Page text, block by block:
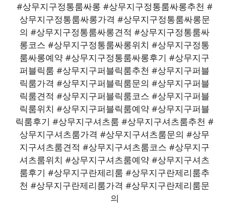
#상무지구정통룸싸롱 #상무지구정통룸싸롱추천 #
상무지구정통룸싸롱가격 #상무지구정통룸싸롱문
의 #상무지구정통룸싸롱견적 #상무지구정통룸싸
롱코스 #상무지구정통룸싸롱위치 #상무지구정통
룸싸롱예약 #상무지구정통룸싸롱후기 #상무지구
퍼블릭룸 #상무지구퍼블릭룸추천 #상무지구퍼블
릭룸가격 #상무지구퍼블릭룸문의 #상무지구퍼블
릭룸견적 #상무지구퍼블릭룸코스 #상무지구퍼블
릭룸위치 #상무지구퍼블릭룸예약 #상무지구퍼블
릭룸후기 #상무지구셔츠룸 #상무지구셔츠룸추천 #
상무지구셔츠룸가격 #상무지구셔츠룸문의 #상무
지구셔츠룸견적 #상무지구셔츠룸코스 #상무지구
셔츠룸위치 #상무지구셔츠룸예약 #상무지구셔츠
룸후기 #상무지구란제리룸 #상무지구란제리룸추
천 #상무지구란제리룸가격 #상무지구란제리룸문
의